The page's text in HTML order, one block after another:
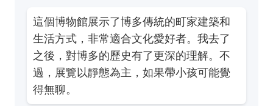
這個博物館展示了博多傳統的町家建築和
生活方式，非常適合文化愛好者。我去了
之後，對博多的歷史有了更深的理解。不
過，展覽以靜態為主，如果帶小孩可能覺
得無聊。